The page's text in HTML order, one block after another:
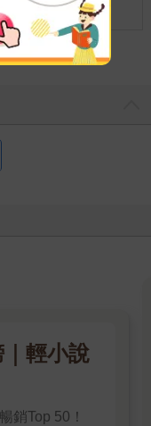
奇幻/科幻
輕小說
銷Top 50！